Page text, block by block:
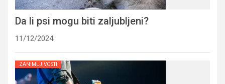
Da li psi mogu biti zaljubljeni?
11/12/2024
ZANIMLJIVOSTI